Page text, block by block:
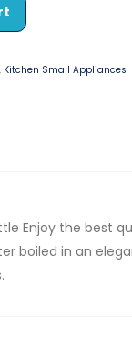
, Kitchen Small Appliances
Enjoy the best
boiled in an